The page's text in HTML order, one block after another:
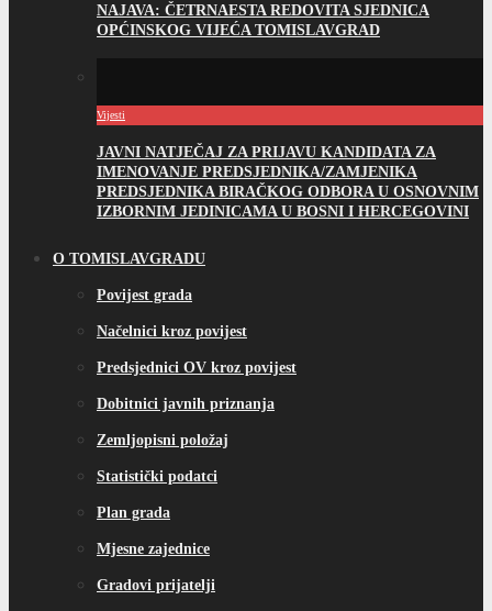
NAJAVA: ČETRNAESTA REDOVITA SJEDNICA
OPĆINSKOG VIJEĆA TOMISLAVGRAD
Vijesti
JAVNI NATJEČAJ ZA PRIJAVU KANDIDATA ZA
IMENOVANJE PREDSJEDNIKA/ZAMJENIKA
PREDSJEDNIKA BIRAČKOG ODBORA U OSNOVNIM
IZBORNIM JEDINICAMA U BOSNI I HERCEGOVINI
O TOMISLAVGRADU
Povijest grada
Načelnici kroz povijest
Predsjednici OV kroz povijest
Dobitnici javnih priznanja
Zemljopisni položaj
Statistički podatci
Plan grada
Mjesne zajednice
Gradovi prijatelji